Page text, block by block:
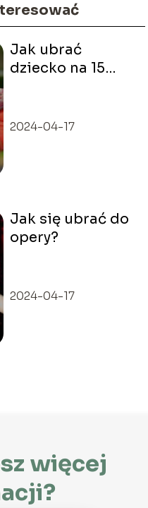
Jak ubrać
dziecko na 15
2024-04-17
Jak się ubrać do
opery?
2024-04-17
więcej